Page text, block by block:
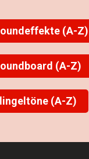
(A-Z)
(A-Z)
(A-Z)